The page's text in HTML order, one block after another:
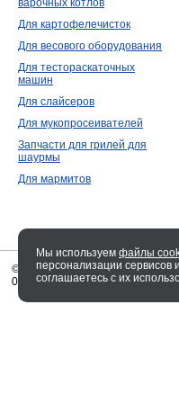
Мы используем файлы
персонализации сервисов
соглашаетесь с их
варочных котлов
Для картофелечисток
Для весового оборудования
Для тестораскаточных
машин
Для слайсеров
Для мукопросеивателей
Запчасти для грилей для
шаурмы
Для мармитов
© 2005—2026 ENTERO
0.04 сек.